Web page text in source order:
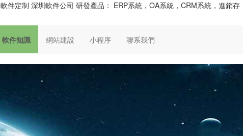
軟件定制 深圳軟件公司 研發產品： ERP系統，OA系統，CRM系統，進銷存
軟件知識 網站建設 小程序 聯系我們